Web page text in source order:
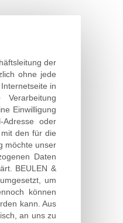
der
ohne jede
in
Einwilligung
oder
den für die
möchte unser
Daten
BEULEN &
um
können
kann. Aus
an uns zu